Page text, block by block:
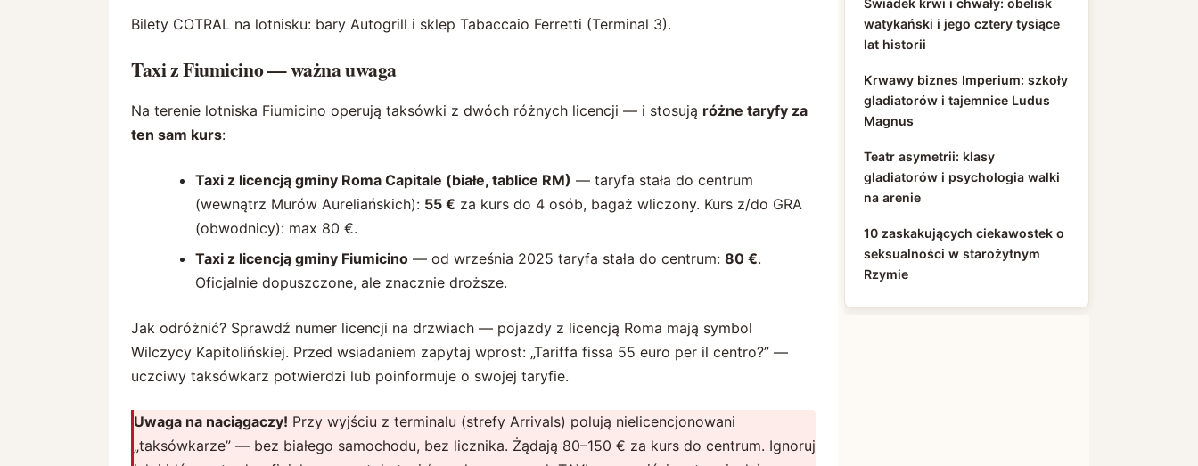
Bilety COTRAL na lotnisku: bary Autogrill i sklep Tabaccaio Ferretti (Terminal 3).
Taxi z Fiumicino — ważna uwaga
Na terenie lotniska Fiumicino operują taksówki z dwóch różnych licencji — i stosują różne taryfy za
ten sam kurs:
Taxi z licencją gminy Roma Capitale (białe, tablice RM) — taryfa stała do centrum
(wewnątrz Murów Aureliańskich): 55 € za kurs do 4 osób, bagaż wliczony. Kurs z/do GRA
(obwodnicy): max 80 €.
Taxi z licencją gminy Fiumicino — od września 2025 taryfa stała do centrum: 80 €.
Oficjalnie dopuszczone, ale znacznie droższe.
Jak odróżnić? Sprawdź numer licencji na drzwiach — pojazdy z licencją Roma mają symbol
Wilczycy Kapitolińskiej. Przed wsiadaniem zapytaj wprost: „Tariffa fissa 55 euro per il centro?” —
uczciwy taksówkarz potwierdzi lub poinformuje o swojej taryfie.
Uwaga na naciągaczy! Przy wyjściu z terminalu (strefy Arrivals) polują nielicencjonowani
„taksówkarze” — bez białego samochodu, bez licznika. Żądają 80–150 € za kurs do centrum. Ignoruj
Świadek krwi i chwały: obelisk
watykański i jego cztery tysiące
lat historii
Krwawy biznes Imperium: szkoły
gladiatorów i tajemnice Ludus
Magnus
Teatr asymetrii: klasy
gladiatorów i psychologia walki
na arenie
10 zaskakujących ciekawostek o
seksualności w starożytnym
Rzymie